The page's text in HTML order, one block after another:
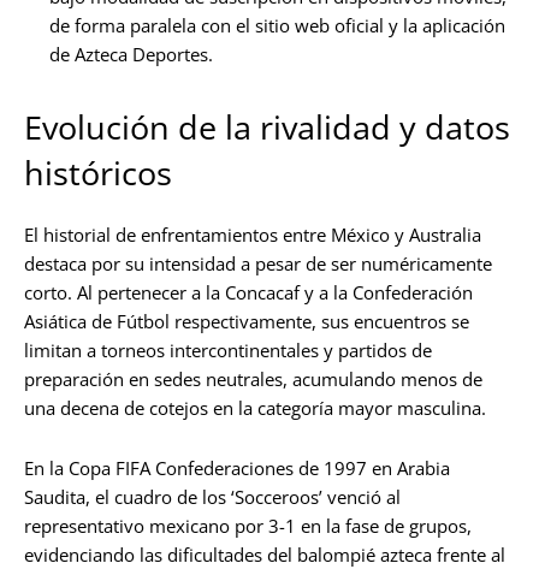
de forma paralela con el sitio web oficial y la aplicación
de Azteca Deportes.
Evolución de la rivalidad y datos
históricos
El historial de enfrentamientos entre México y Australia
destaca por su intensidad a pesar de ser numéricamente
corto. Al pertenecer a la Concacaf y a la Confederación
Asiática de Fútbol respectivamente, sus encuentros se
limitan a torneos intercontinentales y partidos de
preparación en sedes neutrales, acumulando menos de
una decena de cotejos en la categoría mayor masculina.
En la Copa FIFA Confederaciones de 1997 en Arabia
Saudita, el cuadro de los ‘Socceroos’ venció al
representativo mexicano por 3-1 en la fase de grupos,
evidenciando las dificultades del balompié azteca frente al